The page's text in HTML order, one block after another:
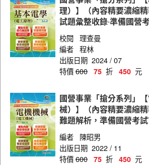
理）】（內容精要濃縮
試題彙整收錄‧準備國營
校閱 理查曼
編者 程林
出版日期 2024 / 07
特價600 75 折 450 元
國營事業「搶分系列」
械）】（內容精要濃縮
難題解析，準備國營考試
編者
陳昭男
出版日期 2022 / 11
特價600 75 折 450 元